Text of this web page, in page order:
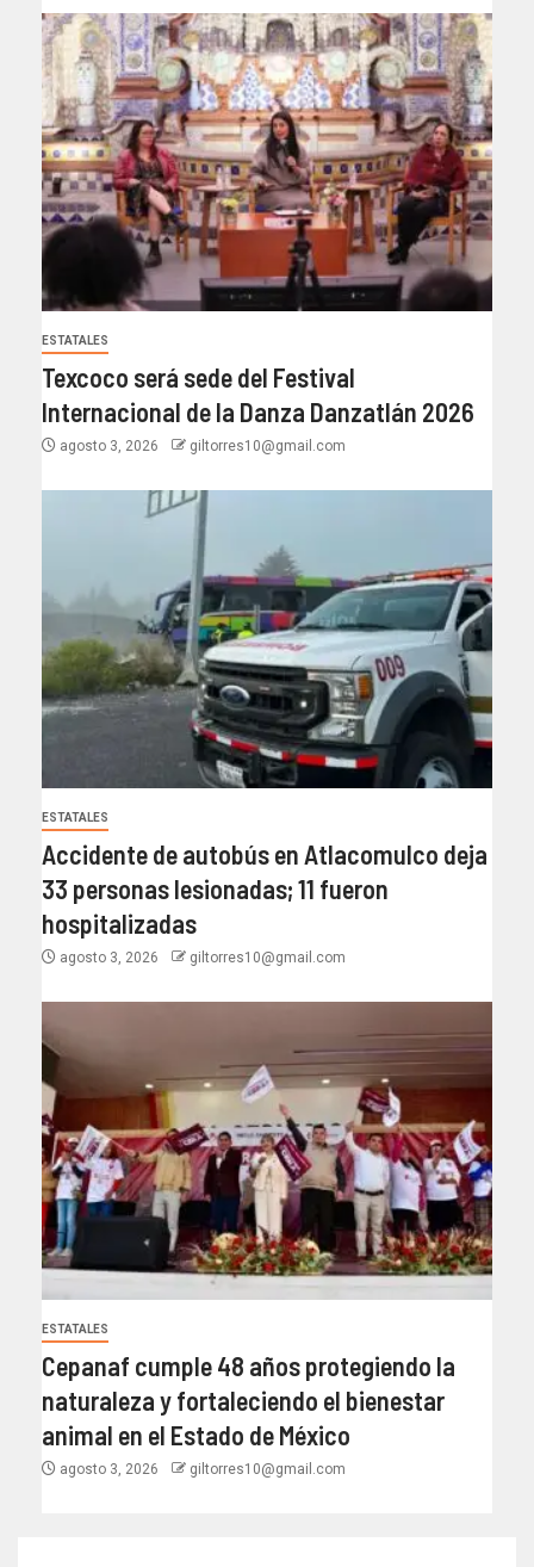
ESTATALES
Texcoco será sede del Festival
Internacional de la Danza Danzatlán 2026
agosto 3, 2026 giltorres10@gmail.com
ESTATALES
Accidente de autobús en Atlacomulco deja
33 personas lesionadas; 11 fueron
hospitalizadas
agosto 3, 2026 giltorres10@gmail.com
ESTATALES
Cepanaf cumple 48 años protegiendo la
naturaleza y fortaleciendo el bienestar
animal en el Estado de México
agosto 3, 2026 giltorres10@gmail.com